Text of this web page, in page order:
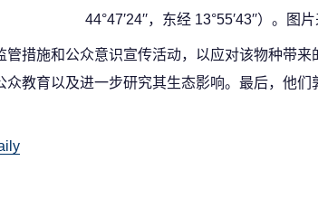
44°47′24′′，东经 13°55′43′′）。图
管措施和公众意识宣传活动，以应对该物种带
众教育以及进一步研究其生态影响。最后，他